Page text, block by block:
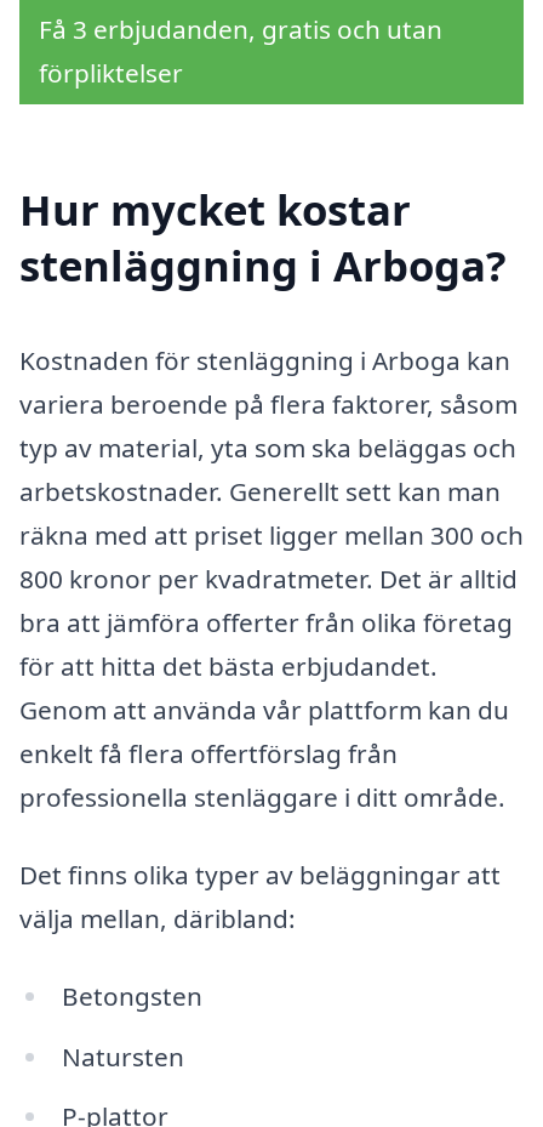
Få 3 erbjudanden, gratis och utan
förpliktelser
Hur mycket kostar
stenläggning i Arboga?
Kostnaden för stenläggning i Arboga kan
variera beroende på flera faktorer, såsom
typ av material, yta som ska beläggas och
arbetskostnader. Generellt sett kan man
räkna med att priset ligger mellan 300 och
800 kronor per kvadratmeter. Det är alltid
bra att jämföra offerter från olika företag
för att hitta det bästa erbjudandet.
Genom att använda vår plattform kan du
enkelt få flera offertförslag från
professionella stenläggare i ditt område.
Det finns olika typer av beläggningar att
välja mellan, däribland:
Betongsten
Natursten
P-plattor